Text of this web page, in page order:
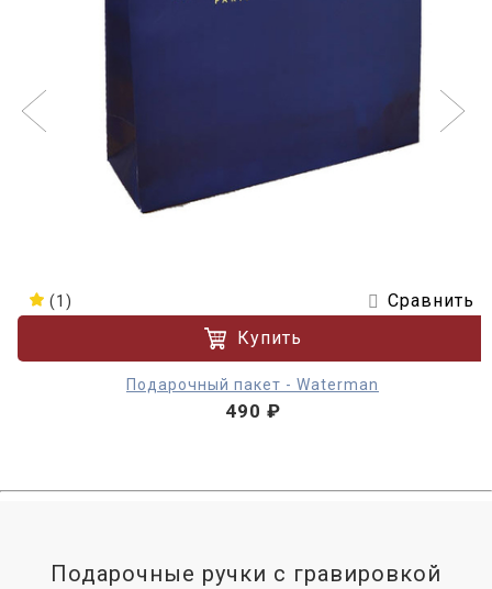
(1)
Сравнить
Купить
Подарочный пакет - Waterman
490 ₽
Подарочные ручки с гравировкой